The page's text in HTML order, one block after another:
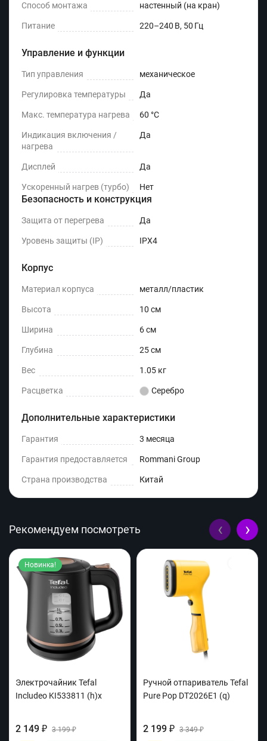
Способ монтажа настенный (на кран)
Питание 220–240 В, 50 Гц
Управление и функции
Тип управления механическое
Регулировка температуры Да
Макс. температура нагрева 60 °C
Индикация включения /
нагрева
Да
Дисплей Да
Ускоренный нагрев (турбо) Нет
Безопасность и конструкция
Защита от перегрева Да
Уровень защиты (IP) IPX4
Корпус
Материал корпуса металл/пластик
Высота 10 см
Ширина 6 см
Глубина 25 см
Вес 1.05 кг
Расцветка Серебро
Дополнительные характеристики
Гарантия 3 месяца
Гарантия предоставляется Rommani Group
Страна производства Китай
Рекомендуем посмотреть
Новинка!
Электрочайник Tefal
Includeo KI533811 (h)x
2 149 ₽ 3 199₽
Ручной отпариватель Tefal
Pure Pop DT2026E1 (q)
2 199 ₽ 3 349₽
‹ ›